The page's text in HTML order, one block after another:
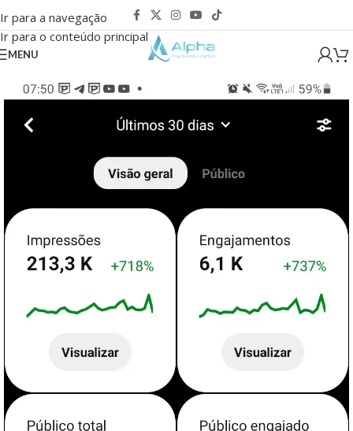
Ir para a navegação
Ir para o conteúdo principal
MENU